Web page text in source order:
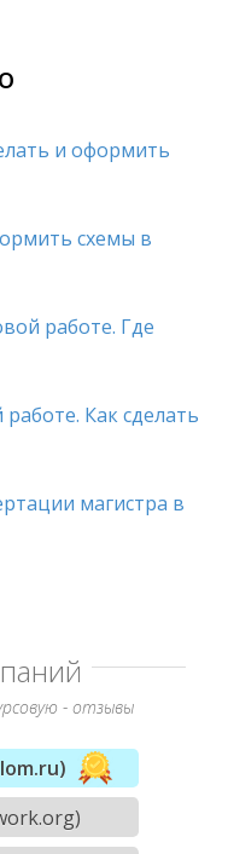
и оформить
схемы в
работе. Где
Как сделать
магистра в
- отзывы